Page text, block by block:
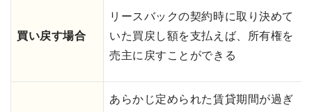
買い戻す場合
リースバックの契約時に取り決めて
いた買戻し額を支払えば、所有権を
売主に戻すことができる
あらかじ定められた賃貸期間が過ぎ